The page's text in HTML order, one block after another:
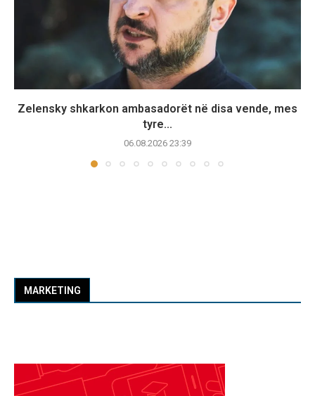
Zelensky shkarkon ambasadorët në disa vende, mes
tyre...
06.08.2026 23:39
MARKETING